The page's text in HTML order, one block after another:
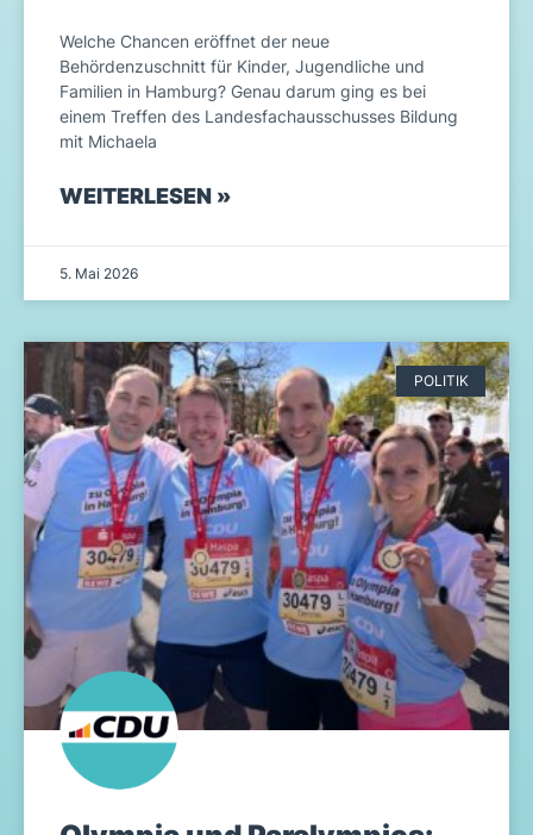
Welche Chancen eröffnet der neue
Behördenzuschnitt für Kinder, Jugendliche und
Familien in Hamburg? Genau darum ging es bei
einem Treffen des Landesfachausschusses Bildung
mit Michaela
WEITERLESEN »
5. Mai 2026
POLITIK